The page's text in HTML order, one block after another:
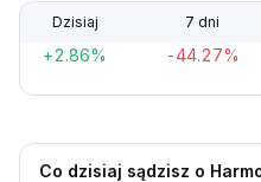
Dzisiaj 7 dni
+2.86% -44.27%
Co dzisiaj sądzisz o